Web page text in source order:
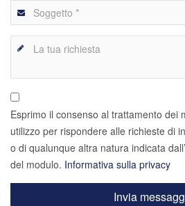
Esprimo il consenso al trattamento dei
utilizzo per rispondere alle richieste di
o di qualunque altra natura indicata
del modulo. Informativa sulla privacy